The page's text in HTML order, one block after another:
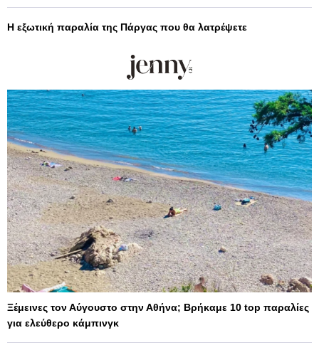
Η εξωτική παραλία της Πάργας που θα λατρέψετε
Ξέμεινες τον Αύγουστο στην Αθήνα; Βρήκαμε 10 top παραλίες
για ελεύθερο κάμπινγκ